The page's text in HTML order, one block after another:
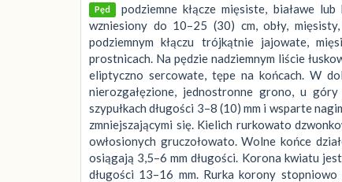
Pęd
podziemne kłącze mięsiste, białawe
wzniesiony do 10–25 (30) cm, obły,
podziemnym kłączu trójkątnie jajowate,
prostnicach. Na pędzie nadziemnym liście
eliptyczno sercowate, tępe na końcach. W
nierozgałęzione, jednostronne grono, u
szypułkach długości 3–8 (10) mm i wsparte
zmniejszającymi się. Kielich rurkowato
owłosionych gruczołowato. Wolne końce
osiągają 3,5–6 mm długości. Korona kwiatu
długości 13–16 mm. Rurka korony